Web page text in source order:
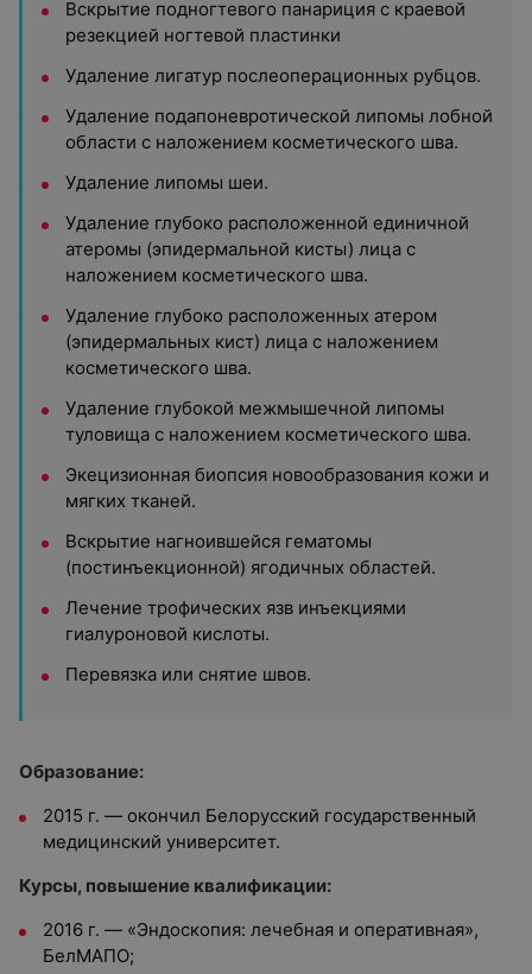
Вскрытие подногтевого панариция с краевой
резекцией ногтевой пластинки
Удаление лигатур послеоперационных рубцов.
Удаление подапоневротической липомы лобной
области с наложением косметического шва.
Удаление липомы шеи.
Удаление глубоко расположенной единичной
атеромы (эпидермальной кисты) лица с
наложением косметического шва.
Удаление глубоко расположенных атером
(эпидермальных кист) лица с наложением
косметического шва.
Удаление глубокой межмышечной липомы
туловища с наложением косметического шва.
Экецизионная биопсия новообразования кожи и
мягких тканей.
Вскрытие нагноившейся гематомы
(постинъекционной) ягодичных областей.
Лечение трофических язв инъекциями
гиалуроновой кислоты.
Перевязка или снятие швов.
Образование:
2015 г. — окончил Белорусский государственный
медицинский университет.
Курсы, повышение квалификации:
2016 г. — «Эндоскопия: лечебная и оперативная»,
БелМАПО;